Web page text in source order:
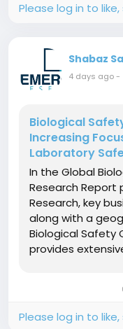
Please log in to
Shabaz
4 days ago-
Biological
Increasing
Laboratory
In the Global
Research Report
Research, key
along with a
Biological Safety
provides
qualitative and
Please log in to